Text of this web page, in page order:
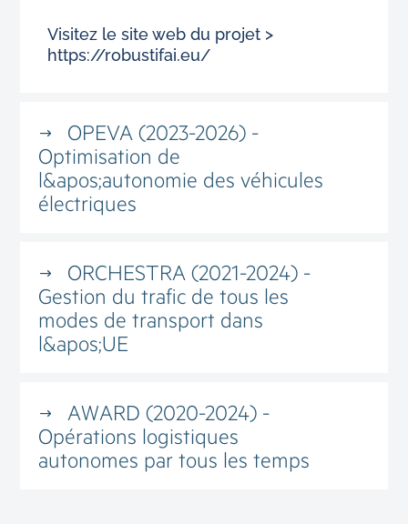
Visitez le site web du projet >
https://robustifai.eu/
OPEVA (2023-2026) -
Optimisation de
l&apos;autonomie des véhicules
électriques
ORCHESTRA (2021-2024) -
Gestion du trafic de tous les
modes de transport dans
l&apos;UE
AWARD (2020-2024) -
Opérations logistiques
autonomes par tous les temps